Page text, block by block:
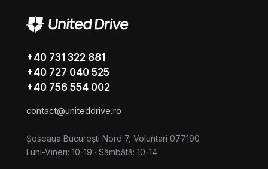
+40 731 322 881
+40 727 040 525
+40 756 554 002
contact@uniteddrive.ro
Șoseaua București Nord 7, Voluntari 077190
Luni-Vineri: 10-19 · Sâmbătă: 10-14